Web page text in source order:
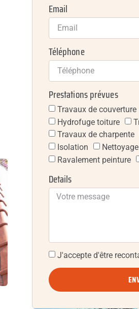
Email
Téléphone
Prestations prévues
Travaux de couverture
Hydrofuge toiture
Travaux de charpente
Isolation
Ravalement peinture
Details
J'accepte d'être